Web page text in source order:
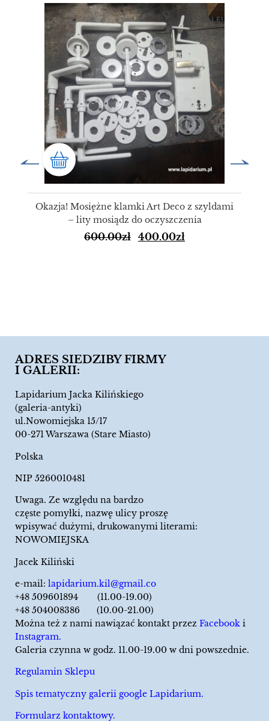
SALE!
Okazja! Mosiężne klamki Art Deco z szyldami
– lity mosiądz do oczyszczenia
600.00zł 400.00zł
ADRES SIEDZIBY FIRMY
I GALERII:
Lapidarium Jacka Kilińskiego
(galeria-antyki)
ul.Nowomiejska 15/17
00-271 Warszawa (Stare Miasto)
Polska
NIP 5260010481
Uwaga. Ze względu na bardzo
częste pomyłki, nazwę ulicy proszę
wpisywać dużymi, drukowanymi literami:
NOWOMIEJSKA
Jacek Kiliński
e-mail: lapidarium.kil@gmail.co
+48 509601894 (11.00-19.00)
+48 504008386 (10.00-21.00)
Można też z nami nawiązać kontakt przez Facebook i
Instagram.
Galeria czynna w godz. 11.00-19.00 w dni powszednie.
Regulamin Sklepu
Spis tematyczny galerii google Lapidarium.
Formularz kontaktowy.